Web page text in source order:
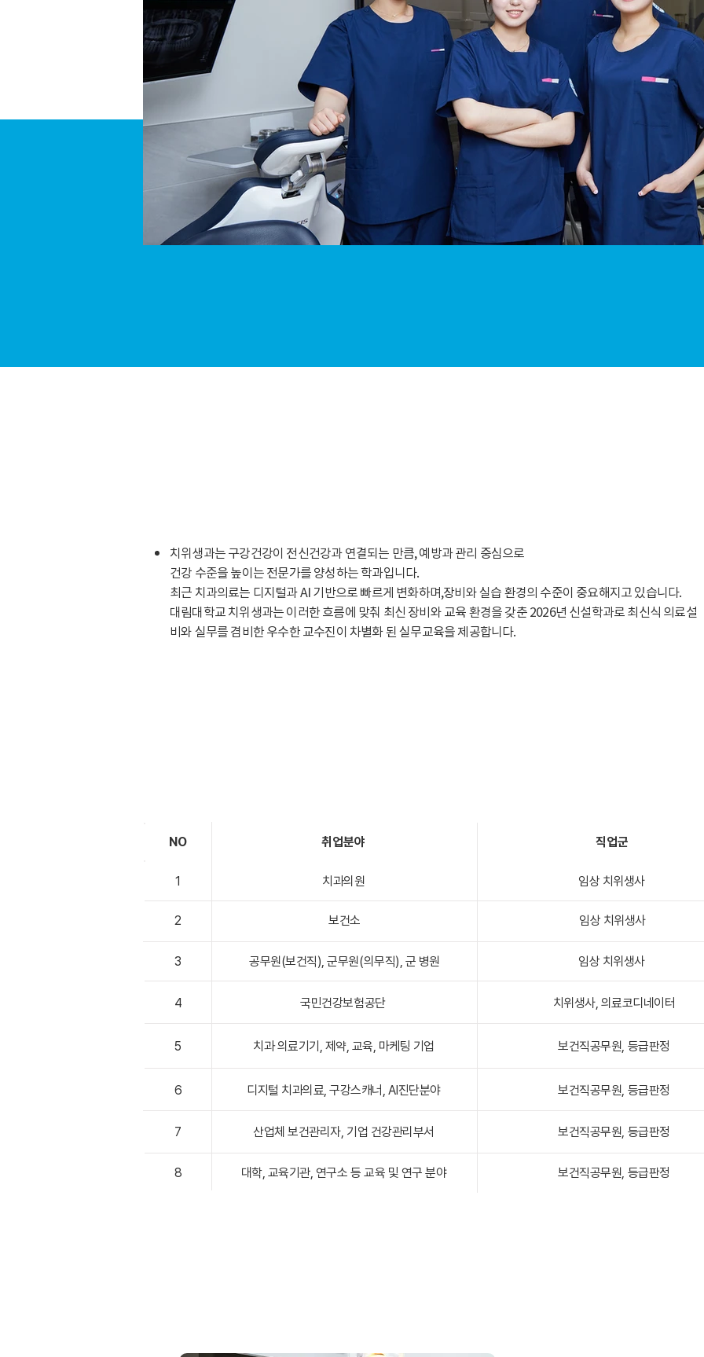
치위생과는 구강건강이 전신건강과 연결되는 만큼, 예방과 관리 중심으로
건강 수준을 높이는 전문가를 양성하는 학과입니다.
최근 치과의료는 디지털과 AI 기반으로 빠르게 변화하며,장비와 실습 환경의 수준이 중요해지고 있습니다.
대림대학교 치위생과는 이러한 흐름에 맞춰 최신 장비와 교육 환경을 갖춘 2026년 신설학과로 최신식 의료설
비와 실무를 겸비한 우수한 교수진이 차별화 된 실무교육을 제공합니다.
NO ​취업분야 직업군
1 치과의원 임상 치위생사
2 보건소 임상 치위생사
3 ​공무원(보건직), 군무원(의무직), 군 병원 임상 치위생사
4 국민건강보험공단 치위생사, 의료코디네이터
5 치과 의료기기, 제약, 교육, 마케팅 기업 보건직공무원, 등급판정
6 디지털 치과의료, 구강스캐너, AI진단분야 보건직공무원, 등급판정
7 산업체 보건관리자, 기업 건강관리부서 보건직공무원, 등급판정
8 대학, 교육기관, 연구소 등 교육 및 연구 분야 보건직공무원, 등급판정